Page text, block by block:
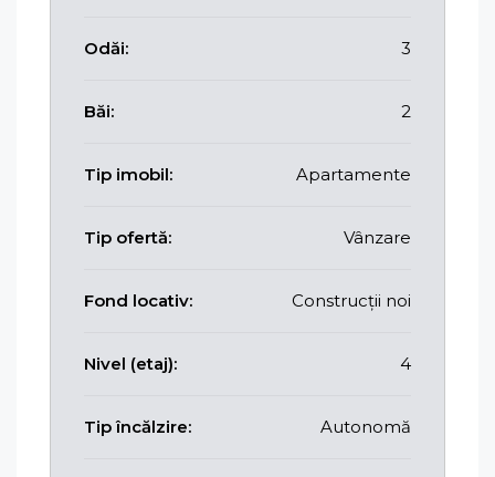
Odăi: 3
Băi: 2
Tip imobil: Apartamente
Tip ofertă: Vânzare
Fond locativ: Construcții noi
Nivel (etaj): 4
Tip încălzire: Autonomă